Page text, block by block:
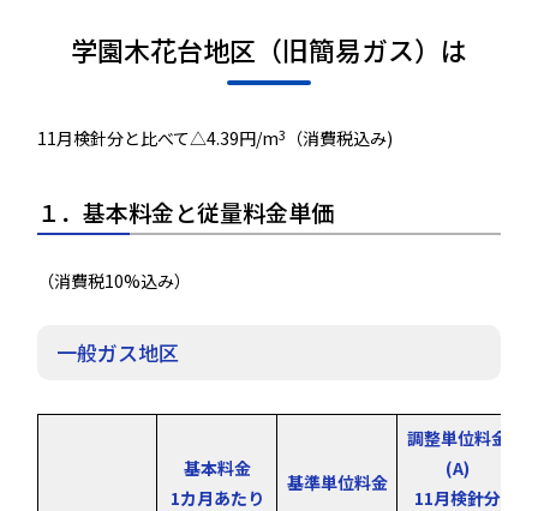
学園木花台地区（旧簡易ガス）は
11月検針分と比べて△4.39円/m3 （消費税込み)
１．基本料金と従量料金単価
（消費税10%込み）
一般ガス地区
基本料金
1カ月あたり
基準単位料金
調整単位料金
(A)
11月検針分